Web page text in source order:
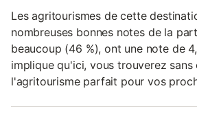
Les agritourismes de cette
nombreuses bonnes notes de la
beaucoup (46 %), ont une note de
implique qu'ici, vous trouverez
l'agritourisme parfait pour vos